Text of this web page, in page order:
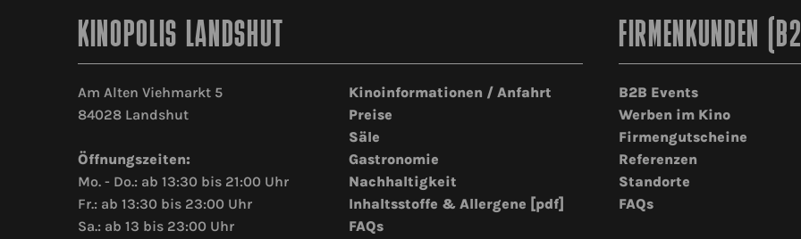
KINOPOLIS LANDSHUT
Am Alten Viehmarkt 5
84028 Landshut
Öffnungszeiten:
Mo. - Do.: ab 13:30 bis 21:00 Uhr
Fr.: ab 13:30 bis 23:00 Uhr
Sa.: ab 13 bis 23:00 Uhr
Kinoinformationen / Anfahrt
Preise
Säle
Gastronomie
Nachhaltigkeit
Inhaltsstoffe & Allergene [pdf]
FAQs
FIRMENKUNDEN
B2B Events
Werben im Kino
Firmengutscheine
Referenzen
Standorte
FAQs